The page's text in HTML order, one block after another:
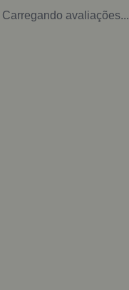
Carregando avaliações...